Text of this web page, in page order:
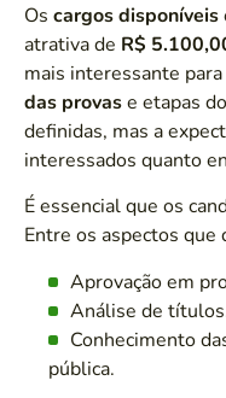
Os cargos disponíveis
atrativa de R$
mais interessante
das provase etapas
definidas, mas a
interessados quanto
É essencial que os
Entre os aspectos que
Aprovação em
Análise de
Conhecimento
pública.